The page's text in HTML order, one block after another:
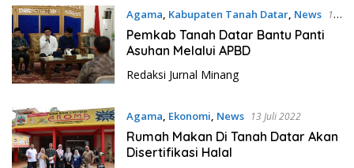
Agama, Kabupaten Tanah Datar, News
16
Juli 2022
Pemkab Tanah Datar Bantu Panti
Asuhan Melalui APBD
Redaksi Jurnal Minang
Agama, Ekonomi, News 13 Juli 2022
Rumah Makan Di Tanah Datar Akan
Disertifikasi Halal